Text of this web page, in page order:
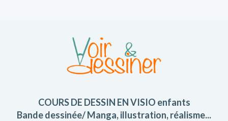
COURS DE DESSIN EN VISIO enfants
Bande dessinée/ Manga, illustration, réalisme...